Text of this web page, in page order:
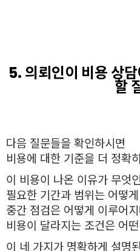
5. 의뢰인이 비용 상
할
다음 질문들을 확인하시면
비용에 대한 기준을 더 정확
이 비용이 나온 이유가 무엇
필요한 기간과 범위는 어떻
중간 점검은 어떻게 이루어
비용이 달라지는 조건은 어
이 네 가지가 명확하게 설명